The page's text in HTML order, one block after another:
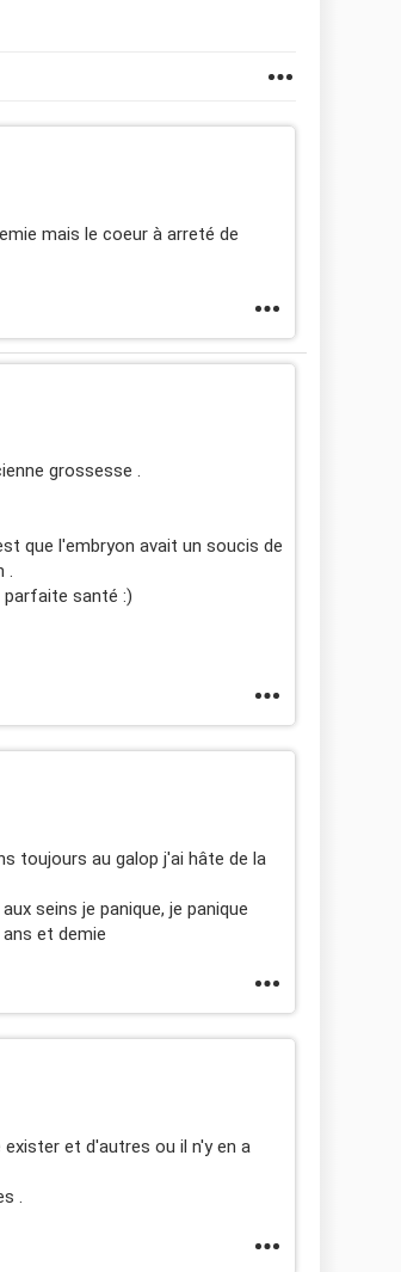
mais le coeur à arreté de
grossesse .
que l'embryon avait un soucis de
.
santé :)
toujours au galop j'ai hâte de la
seins je panique, je panique
et demie
exister et d'autres ou il n'y en a
.